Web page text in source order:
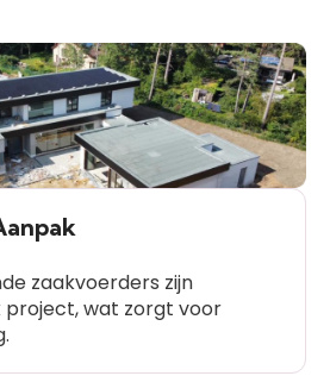
zaakvoerders zijn
project, wat zorgt voor